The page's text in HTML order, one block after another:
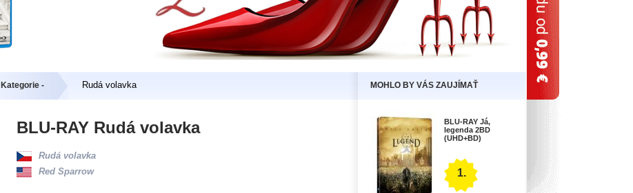
Kategorie - Rudá volavka MOHLO BY VÁS ZAUJÍMAŤ
BLU-RAY Rudá volavka
Rudá volavka
Red Sparrow
BLU-RAY Já,
legenda 2BD
(UHD+BD)
1.